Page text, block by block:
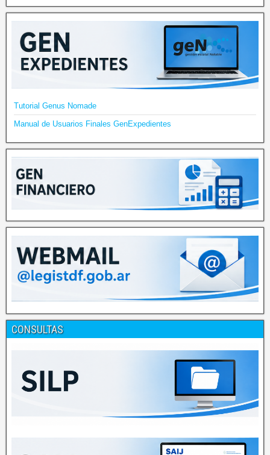
Tutorial Genus Nomade
Manual de Usuarios Finales GenExpedientes
CONSULTAS